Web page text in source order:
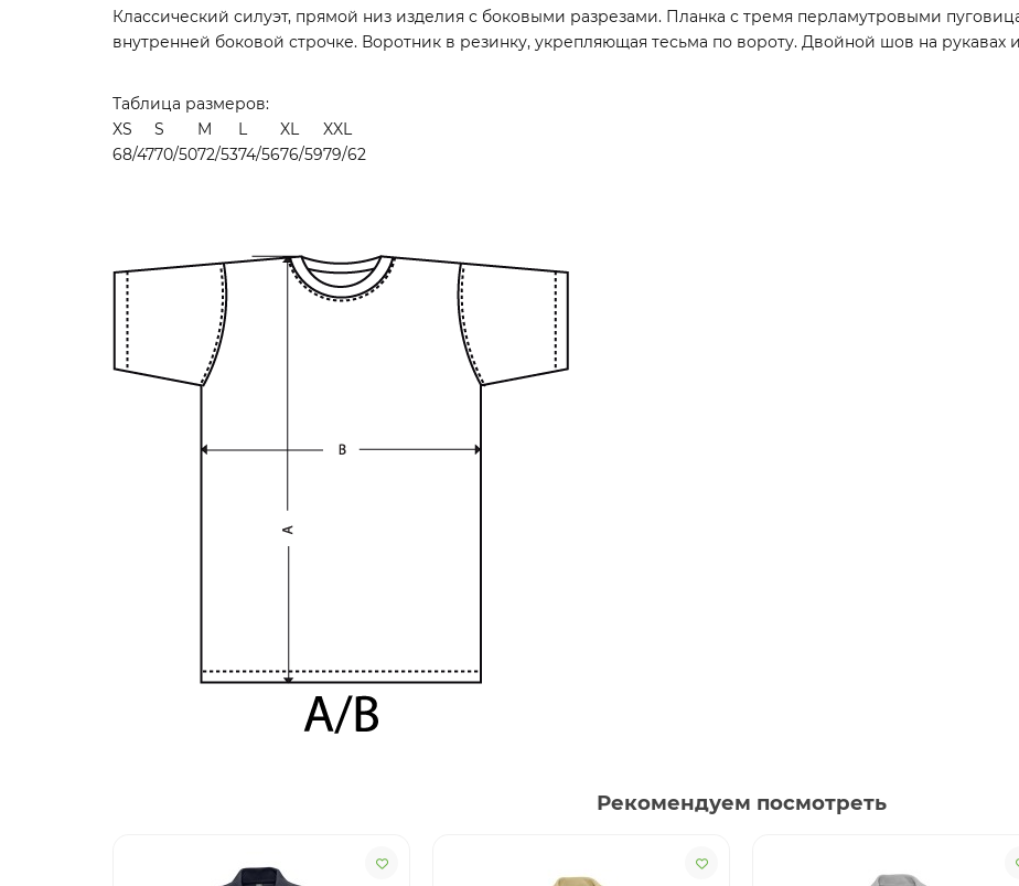
Классический силуэт, прямой низ изделия с боковыми разрезами. Планка с тремя перламутровыми
внутренней боковой строчке. Воротник в резинку, укрепляющая тесьма по вороту. Двойной шов на рукавах
Таблица размеров:
XS
S M L XL
XXL
68/4770/5072/5374/5676/5979/62
Рекомендуем посмотреть